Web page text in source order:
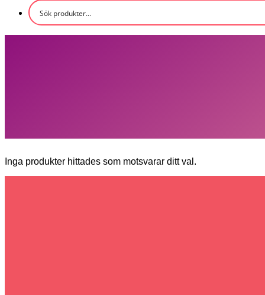
Inga produkter hittades som motsvarar ditt val.